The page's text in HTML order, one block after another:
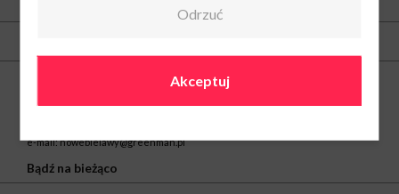
87-100 Toruń
e-mail:nowebielawy@greenman.pl
Bądź na bieżąco
Odrzuć
Akceptuj